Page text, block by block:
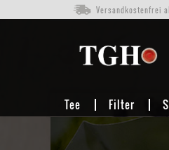
Versandkostenfrei
Tee Filter
VERPACKEN